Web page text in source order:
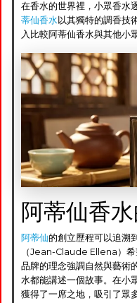
在香水的世界裡，小眾香水
蒂仙香水以其獨特的調香技
入比較阿蒂仙香水與其他小
阿蒂仙香
阿蒂仙的創立歷程可以追溯
（Jean-Claude Ellena）希
品牌的理念強調自然與藝術
水都能講述一個故事。在小
獲得了一席之地，吸引了眾